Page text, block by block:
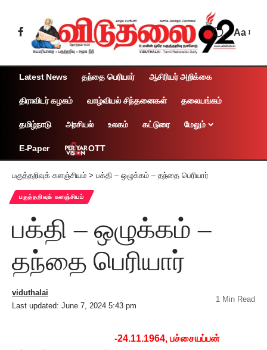
Aa
Latest News தந்தை பெரியார் ஆசிரியர் அறிக்கை
திராவிடர் கழகம் வாழ்வியல் சிந்தனைகள் தலையங்கம்
தமிழ்நாடு அரசியல் உலகம் கட்டுரை மேலும்
E-Paper OTT
பகுத்தறிவுக் களஞ்சியம் > பக்தி – ஒழுக்கம் – தந்தை பெரியார்
பகுத்தறிவுக் களஞ்சியம்
பக்தி – ஒழுக்கம் –
தந்தை பெரியார்
Last updated: June 7, 2024 5:43 pm
viduthalai
1 Min Read
-24.11.1964, பச்சையப்பன்